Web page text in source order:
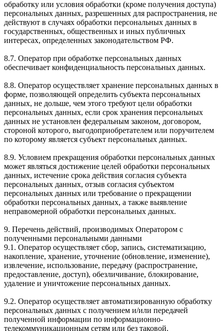
обработку или условия обработки (кроме получения доступа)
персональных данных, разрешенных для распространения, не
действуют в случаях обработки персональных данных в
государственных, общественных и иных публичных
интересах, определенных законодательством РФ.
8.7. Оператор при обработке персональных данных
обеспечивает конфиденциальность персональных данных.
8.8. Оператор осуществляет хранение персональных данных в
форме, позволяющей определить субъекта персональных
данных, не дольше, чем этого требуют цели обработки
персональных данных, если срок хранения персональных
данных не установлен федеральным законом, договором,
стороной которого, выгодоприобретателем или поручителем
по которому является субъект персональных данных.
8.9. Условием прекращения обработки персональных данных
может являться достижение целей обработки персональных
данных, истечение срока действия согласия субъекта
персональных данных, отзыв согласия субъектом
персональных данных или требование о прекращении
обработки персональных данных, а также выявление
неправомерной обработки персональных данных.
9. Перечень действий, производимых Оператором с
полученными персональными данными
9.1. Оператор осуществляет сбор, запись, систематизацию,
накопление, хранение, уточнение (обновление, изменение),
извлечение, использование, передачу (распространение,
предоставление, доступ), обезличивание, блокирование,
удаление и уничтожение персональных данных.
9.2. Оператор осуществляет автоматизированную обработку
персональных данных с получением и/или передачей
полученной информации по информационно-
телекоммуникационным сетям или без таковой.